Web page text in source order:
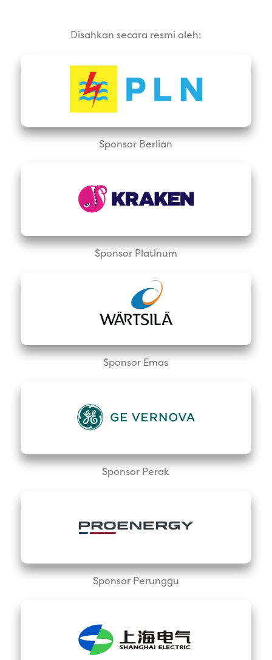
Disahkan secara resmi oleh:
Sponsor Berlian
Sponsor Platinum
Sponsor Emas
Sponsor Perak
Sponsor Perunggu